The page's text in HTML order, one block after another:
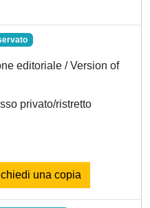
editoriale / Version of
privato/ristretto
una copia